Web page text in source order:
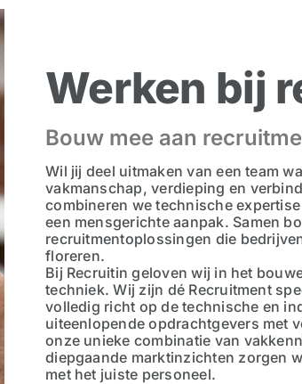
Werken bij
Bouw mee aan
Wil jij deel uitmaken van een team
vakmanschap, verdieping en
combineren we technische
een mensgerichte aanpak. Samen
recruitmentoplossingen die
floreren.
Bij Recruitin geloven wij in het
techniek. Wij zijn dé Recruitment
volledig richt op de technische en
uiteenlopende opdrachtgevers met
onze unieke combinatie van
diepgaande marktinzichten zorgen
met het juiste personeel.